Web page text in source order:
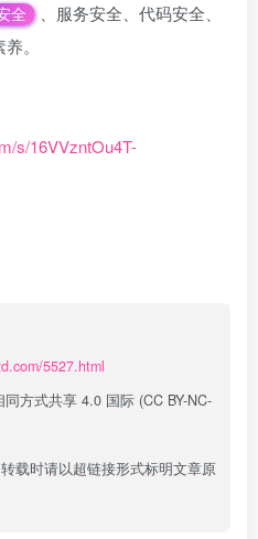
全
、服务安全、代码安全、
。
s/16VVzntOu4T-
5527.html
方式共享 4.0 国际 (CC BY-NC-
载时请以超链接形式标明文章原